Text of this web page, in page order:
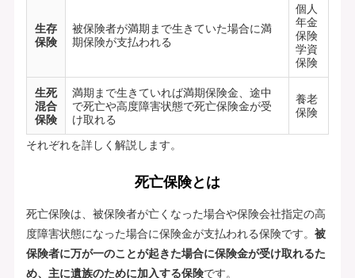
生存
保険
被保険者が満期まで生きていた場合に満
期保険が支払われる
個人
年金
保険
学資
保険
生死
混合
保険
満期まで生きていれば満期保険金、途中
で死亡や高度障害状態で死亡保険金が受
け取れる
養老
保険
それぞれを詳しく解説します。
死亡保険とは
死亡保険は、被保険者が亡くなった場合や保険会社指定の高
度障害状態になった場合に保険金が支払われる保険です。 被
保険者に万が一のことが起きた場合に保険金が受け取れるた
め、主に遺族のために加入する保険です。